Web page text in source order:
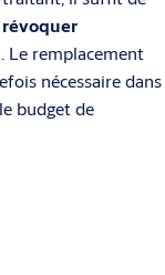
. Le remplacement
nécessaire dans
budget de